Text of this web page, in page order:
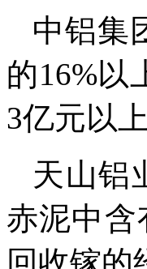
中铝集
的16%以
3亿元以上
天山铝
赤泥中
回收镓的